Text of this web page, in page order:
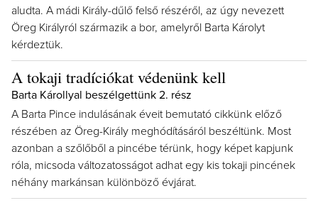
aludta. A mádi Király-dűlő felső részéről, az úgy nevezett
Öreg Királyról származik a bor, amelyről Barta Károlyt
kérdeztük.
A tokaji tradíciókat védenünk kell
Barta Károllyal beszélgettünk 2. rész
A Barta Pince indulásának éveit bemutató cikkünk előző
részében az Öreg-Király meghódításáról beszéltünk. Most
azonban a szőlőből a pincébe térünk, hogy képet kapjunk
róla, micsoda változatosságot adhat egy kis tokaji pincének
néhány markánsan különböző évjárat.